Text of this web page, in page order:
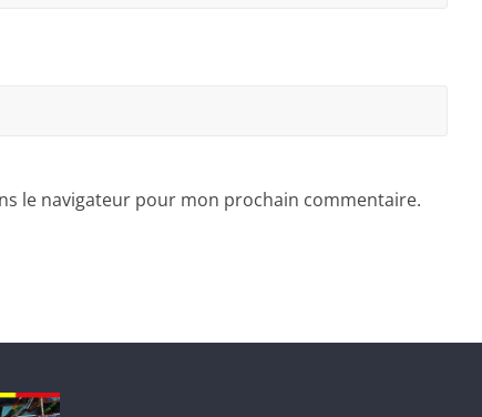
le navigateur pour mon prochain commentaire.